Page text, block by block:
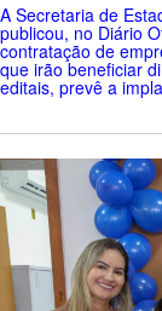
A Secretaria de
publicou, no Diário
contratação de
que irão beneficiar
editais, prevê a